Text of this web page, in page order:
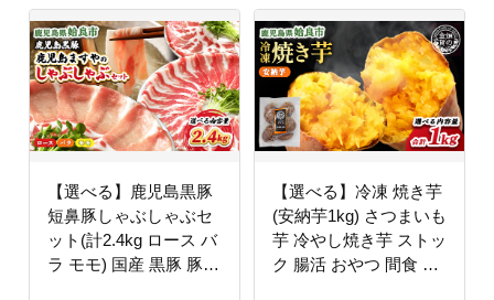
【選べる】鹿児島黒豚
短鼻豚しゃぶしゃぶセ
ット(計2.4kg ロース バ
ラ モモ) 国産 黒豚 豚肉
【選べる】冷凍 焼き芋
(安納芋1kg) さつまいも
芋 冷やし焼き芋 ストッ
ク 腸活 おやつ 間食 人